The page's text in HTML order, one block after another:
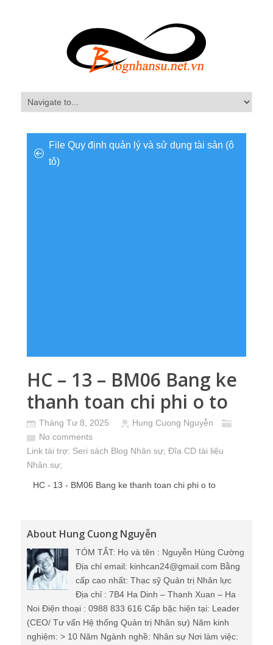
File Quy định quản lý và sử dụng tài sản (ô
tô)
HC – 13 – BM06 Bang ke
thanh toan chi phi o to
Tháng Tư 8, 2025
Hung Cuong Nguyễn
No comments
Link tài trợ: Seri sách Blog Nhân sự; Đĩa CD tài liệu
Nhân sự;
HC - 13 - BM06 Bang ke thanh toan chi phi o to
About Hung Cuong Nguyễn
TÓM TẮT: Họ và tên : Nguyễn Hùng Cường
Địa chỉ email: kinhcan24@gmail.com Bằng
cấp cao nhất: Thạc sỹ Quản trị Nhân lực
Địa chỉ : 7B4 Ha Dinh – Thanh Xuan – Ha
Noi Điện thoại : 0988 833 616 Cấp bậc hiện tại: Leader
(CEO/ Tư vấn Hệ thống Quản trị Nhân sự) Năm kinh
nghiệm: > 10 Năm Ngành nghề: Nhân sự Nơi làm việc: